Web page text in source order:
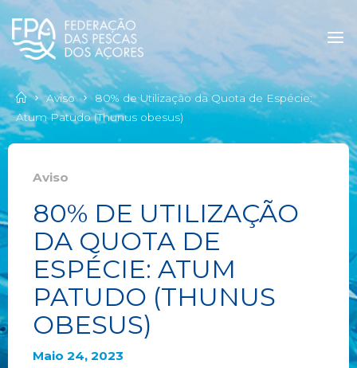
Aviso
80% de Utilização da Quota de Espécie:
Atum Patudo (Thunus obesus)
Aviso
80% DE UTILIZAÇÃO
DA QUOTA DE
ESPÉCIE: ATUM
PATUDO (THUNUS
OBESUS)
Maio 24, 2023